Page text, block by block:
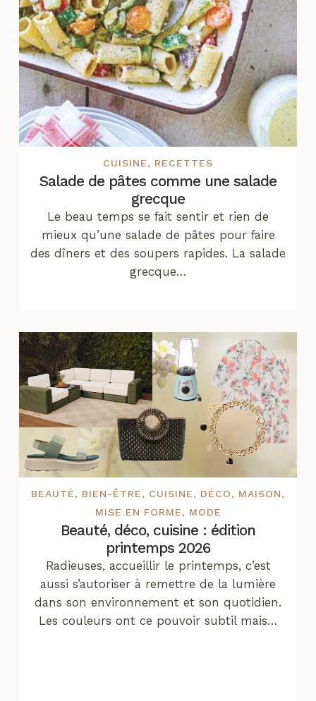
CUISINE, RECETTES
Salade de pâtes comme une salade
grecque
Le beau temps se fait sentir et rien de
mieux qu’une salade de pâtes pour faire
des dîners et des soupers rapides. La salade
grecque…
BEAUTÉ, BIEN-ÊTRE, CUISINE, DÉCO, MAISON,
MISE EN FORME, MODE
Beauté, déco, cuisine : édition
printemps 2026
Radieuses, accueillir le printemps, c’est
aussi s’autoriser à remettre de la lumière
dans son environnement et son quotidien.
Les couleurs ont ce pouvoir subtil mais…